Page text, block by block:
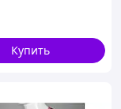
Купить